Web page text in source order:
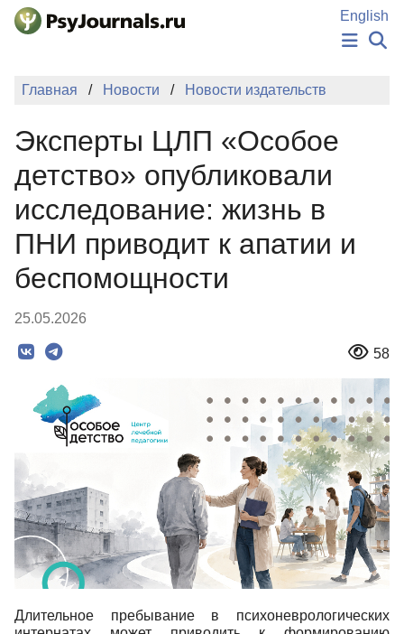
Перейти к основному содержанию
English
НОВОСТИ
ПОДАТЬ РУКОПИСЬ
БАЗА ЗНАНИЙ
КЛЮЧЕВЫЕ СЛОВА
Регистрация
Вход
Главная Новости Новости издательств
Эксперты ЦЛП «Особое
детство» опубликовали
исследование: жизнь в
ПНИ приводит к апатии и
беспомощности
25.05.2026
58
Длительное пребывание в психоневрологических